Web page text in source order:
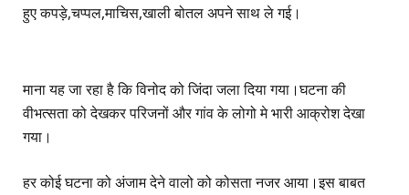
हुए कपड़े,चप्पल,माचिस,खाली बोतल अपने साथ ले गई।
माना यह जा रहा है कि विनोद को जिंदा जला दिया गया।घटना की
वीभत्सता को देखकर परिजनों और गांव के लोगो मे भारी आक्रोश देखा
गया।
हर कोई घटना को अंजाम देने वालो को कोसता नजर आया।इस बाबत